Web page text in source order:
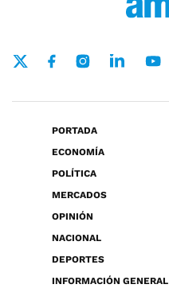
PORTADA
ECONOMÍA
POLÍTICA
MERCADOS
OPINIÓN
NACIONAL
DEPORTES
INFORMACIÓN GENERAL